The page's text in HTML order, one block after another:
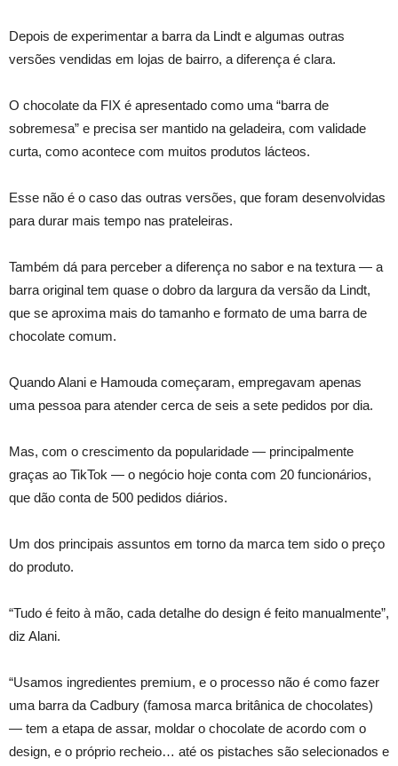
Depois de experimentar a barra da Lindt e algumas outras
versões vendidas em lojas de bairro, a diferença é clara.
O chocolate da FIX é apresentado como uma “barra de
sobremesa” e precisa ser mantido na geladeira, com validade
curta, como acontece com muitos produtos lácteos.
Esse não é o caso das outras versões, que foram desenvolvidas
para durar mais tempo nas prateleiras.
Também dá para perceber a diferença no sabor e na textura — a
barra original tem quase o dobro da largura da versão da Lindt,
que se aproxima mais do tamanho e formato de uma barra de
chocolate comum.
Quando Alani e Hamouda começaram, empregavam apenas
uma pessoa para atender cerca de seis a sete pedidos por dia.
Mas, com o crescimento da popularidade — principalmente
graças ao TikTok — o negócio hoje conta com 20 funcionários,
que dão conta de 500 pedidos diários.
Um dos principais assuntos em torno da marca tem sido o preço
do produto.
“Tudo é feito à mão, cada detalhe do design é feito manualmente”,
diz Alani.
“Usamos ingredientes premium, e o processo não é como fazer
uma barra da Cadbury (famosa marca britânica de chocolates)
— tem a etapa de assar, moldar o chocolate de acordo com o
design, e o próprio recheio… até os pistaches são selecionados e